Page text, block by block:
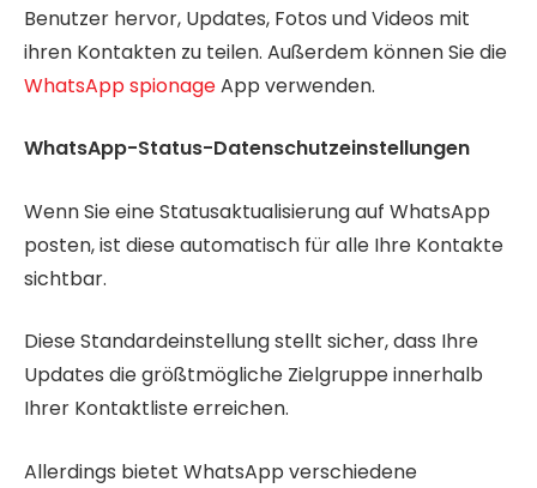
Benutzer hervor, Updates, Fotos und Videos mit
ihren Kontakten zu teilen. Außerdem können Sie die
WhatsApp spionageApp verwenden.
WhatsApp-Status-Datenschutzeinstellungen
Wenn Sie eine Statusaktualisierung auf WhatsApp
posten, ist diese automatisch für alle Ihre Kontakte
sichtbar.
Diese Standardeinstellung stellt sicher, dass Ihre
Updates die größtmögliche Zielgruppe innerhalb
Ihrer Kontaktliste erreichen.
Allerdings bietet WhatsApp verschiedene